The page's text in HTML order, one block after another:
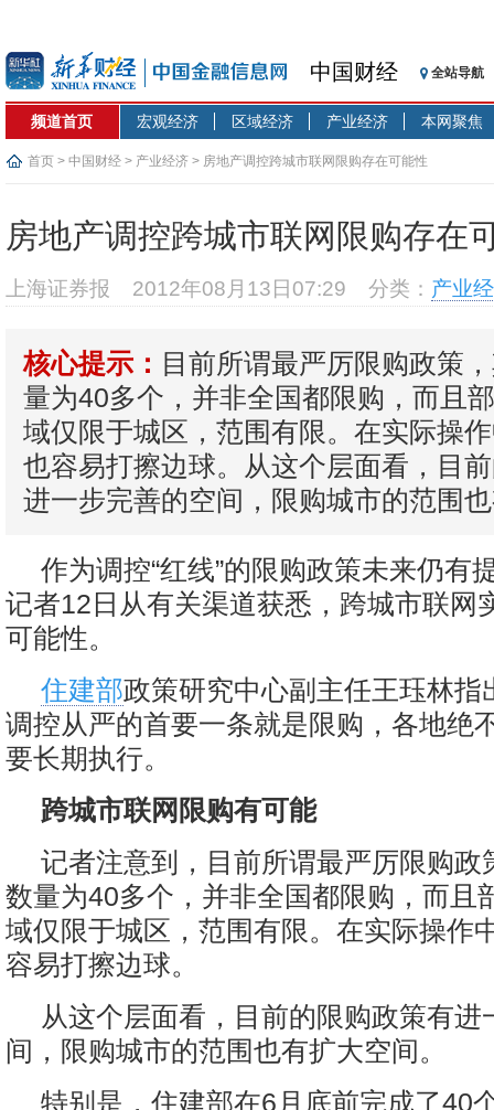
中国财经 全站导航
频道首页 宏观经济 区域经济 产业经济 本网聚焦
首页 > 中国财经 > 产业经济 > 房地产调控跨城市联网限购存在可能性
房地产调控跨城市联网限购存在
上海证券报 2012年08月13日07:29 分类： 产业
核心提示： 目前所谓最严厉限购政策
量为40多个，并非全国都限购，而且
域仅限于城区，范围有限。在实际操
也容易打擦边球。从这个层面看，目
进一步完善的空间，限购城市的范围
作为调控“红线”的限购政策未来仍有
记者12日从有关渠道获悉，跨城市联网
可能性。
住建部政策研究中心副主任王珏林指
调控从严的首要一条就是限购，各地绝
要长期执行。
跨城市联网限购有可能
记者注意到，目前所谓最严厉限购政
数量为40多个，并非全国都限购，而且
域仅限于城区，范围有限。在实际操作
容易打擦边球。
从这个层面看，目前的限购政策有进
间，限购城市的范围也有扩大空间。
特别是，住建部在6月底前完成了40